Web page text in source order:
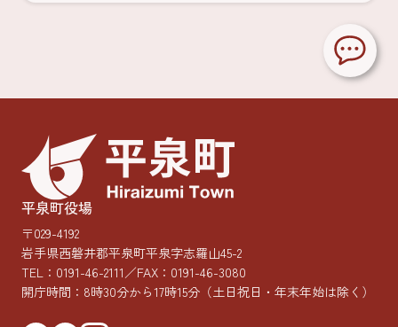
平泉町役場
〒029-4192
岩手県西磐井郡平泉町平泉字志羅山45-2
TEL： 0191-46-2111／FAX：0191-46-3080
開庁時間：8時30分から17時15分 （土日祝日・年末年始は除く）